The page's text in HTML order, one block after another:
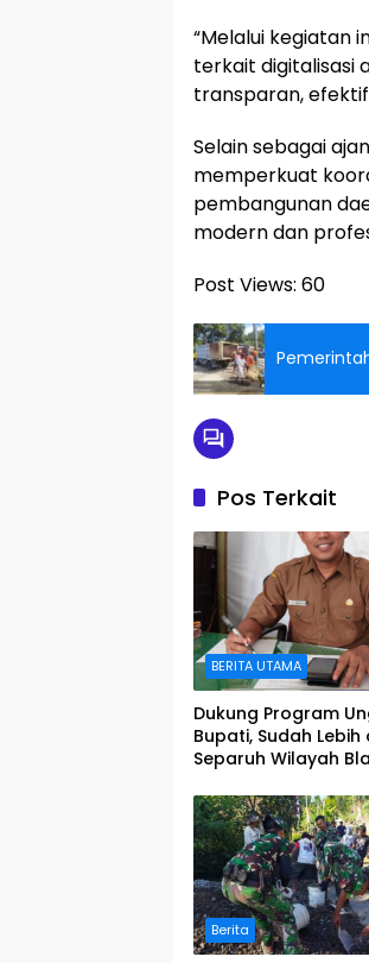
“Melalui kegiatan
terkait digitalisasi
transparan,
Selain sebagai
memperkuat
pembangunan
modern dan
Post Views: 60
Pos Terkait
BERITA UTAMA
Dukung Program
Bupati, Sudah Lebih
Separuh Wilayah
Terkoneksi
Berita